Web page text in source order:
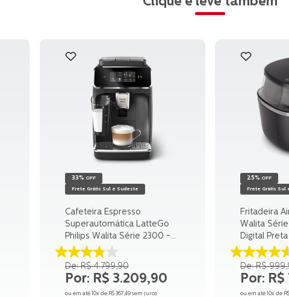
33% OFF
Frete Grátis Sul e Sudeste
Cafeteira Espresso
Superautomática LatteGo
Philips Walita Série 2300 -
EP2330
3.8
de
5
estrelas.
R$ 4.799,90
R$ 3.209,90
ou em até 10x de R$ 367,49sem juros
25% OFF
Frete Grátis Sul
Fritadeira
Walita
Digital Preta
4.6
de
5
estrelas.
R$ 999,
R$
ou em até10x de R$